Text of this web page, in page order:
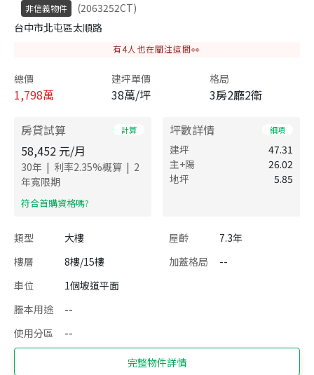
非信義物件
(2063252CT)
台中市北屯區太順路
有4人也在關注這間👀
總價
1,798萬
建坪單價
38萬/坪
格局
3房2廳2衛
房貸試算 計算
58,452 元/月
30年 | 利率2.35%概算 | 2
年寬限期
​符合首購資格嗎?
坪數詳情 細項
建坪
47.31
主+陽
26.02
地坪
5.85
類型 大樓 屋齡
7.3年
樓層
8樓/15樓 加蓋格局
--
車位
1個坡道平面
謄本用途
--
使用分區
--
完整物件詳情